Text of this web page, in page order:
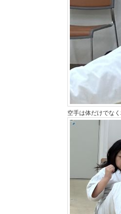
空手は体だけでな